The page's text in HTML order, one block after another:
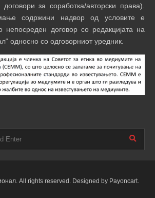
за соработка/авторски права).
содржини надвор од условите е
непосреден договор со редакцијата на
односно со одговорниот уредник.
All rights reserved. Designed by Payoncart.